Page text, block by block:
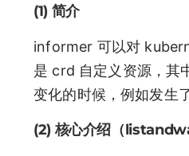
(1) 简介
informer 可以对
是 crd 自定义资源，其
变化的时候，例如发生
(2) 核心介绍（